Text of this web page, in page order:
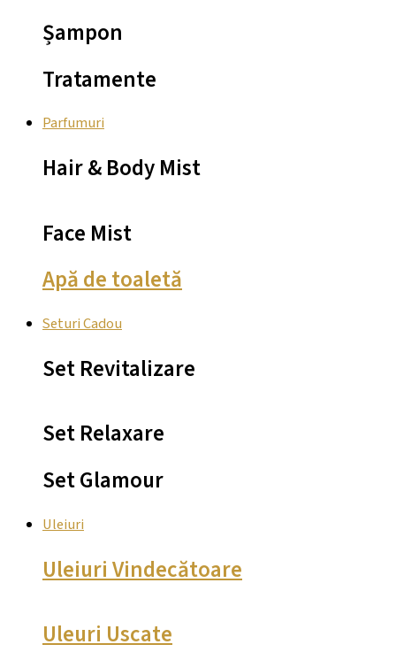
Șampon
Tratamente
Parfumuri
Hair & Body Mist
Face Mist
Apă de toaletă
Seturi Cadou
Set Revitalizare
Set Relaxare
Set Glamour
Uleiuri
Uleiuri Vindecătoare
Uleuri Uscate